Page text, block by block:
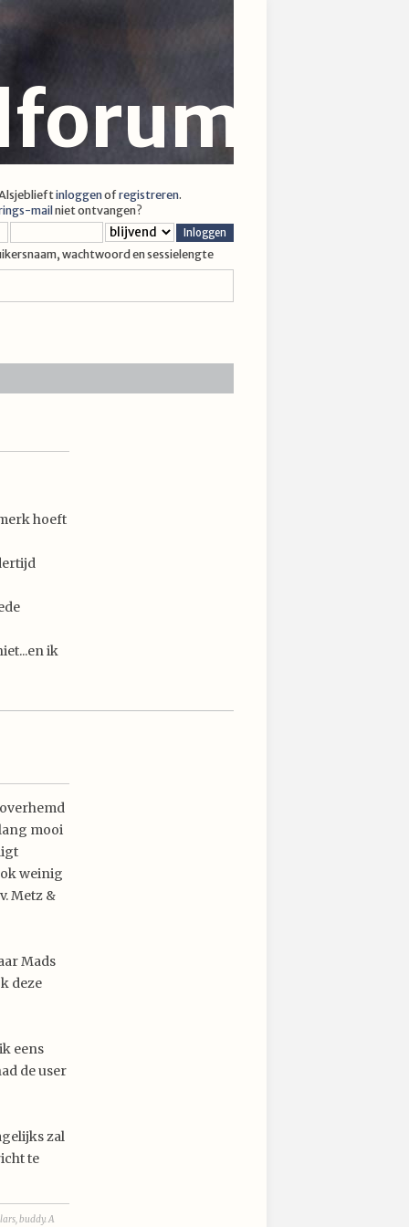
inloggenofregistreren.
mail niet ontvangen?
wachtwoord en sessielengte
hoeft
ik
mooi
weinig
Metz &
Mads
deze
eens
de user
zal
te
buddy. A